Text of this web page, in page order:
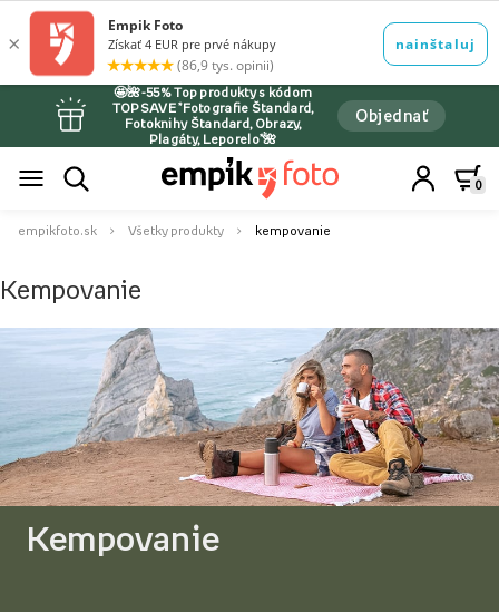
🤩🌺-55% Top produkty s kódom
TOPSAVE *Fotografie Štandard,
Fotoknihy Štandard, Obrazy,
Plagáty, Leporelo*🌺
Objednať
0
empikfoto.sk Všetky produkty kempovanie
Kempovanie
Kempovanie